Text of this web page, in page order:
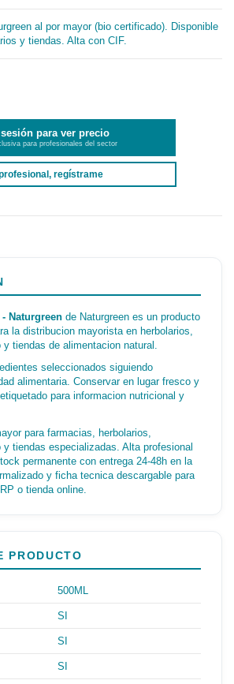
al por mayor (bio certificado). Disponible
y tiendas. Alta con CIF.
sesión para ver precio
para profesionales del sector
regístrame
Naturgreen de Naturgreen es un producto
la distribucion mayorista en herbolarios,
tiendas de alimentacion natural.
seleccionados siguiendo
alimentaria. Conservar en lugar fresco y
para informacion nutricional y
para farmacias, herbolarios,
y tiendas especializadas. Alta profesional
permanente con entrega 24-48h en la
y ficha tecnica descargable para
o tienda online.
PRODUCTO
500ML
SI
SI
SI